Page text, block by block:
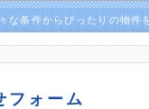
な条件からぴったりの物件
フォーム